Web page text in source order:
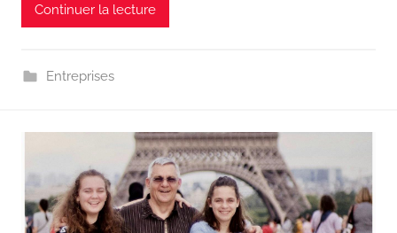
Continuer la lecture
Entreprises